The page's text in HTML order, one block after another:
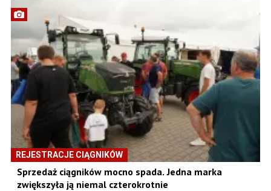
REJESTRACJE CIĄGNIKÓW
Sprzedaż ciągników mocno spada. Jedna marka
zwiększyła ją niemal czterokrotnie